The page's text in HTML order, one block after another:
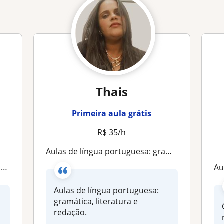
Thais
Primeira aula grátis
R$ 35/h
Aulas de língua portuguesa: gramática, literatura e redação
Aulas de língua portuguesa:
gramática, literatura e
redação.